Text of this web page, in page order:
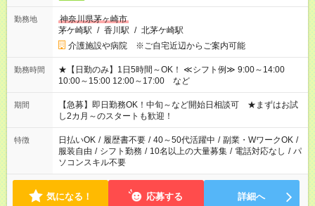
勤務地
神奈川県茅ヶ崎市
茅ケ崎駅 / 香川駅 / 北茅ケ崎駅
介護施設や病院 ※ご自宅近辺からご案内可能
勤務時間
★【日勤のみ】1日5時間～OK！ ≪シフト例≫ 9:00～14:00
10:00～15:00 12:00～17:00 など
期間
【急募】即日勤務OK！中旬～など開始日相談可 ★まずはお試
し2カ月～のスタートも歓迎！
特徴 日払いOK / 履歴書不要 / 40～50代活躍中 / 副業・WワークOK /
服装自由 / シフト勤務 / 10名以上の大量募集 / 電話対応なし / パ
ソコンスキル不要
気になる！ 応募する 詳細へ